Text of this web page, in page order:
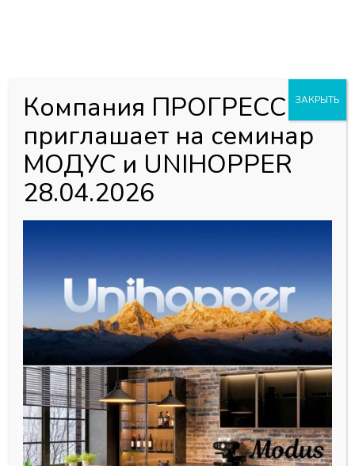
Главная страница Магазин» Профили алюминиевые
фасадные» MZ 01 (Титан A18) Профиль рамочных , 6м
Компания ПРОГРЕСС
приглашает на семинар
МОДУС и UNIHOPPER
28.04.2026
ЗАКРЫТЬ